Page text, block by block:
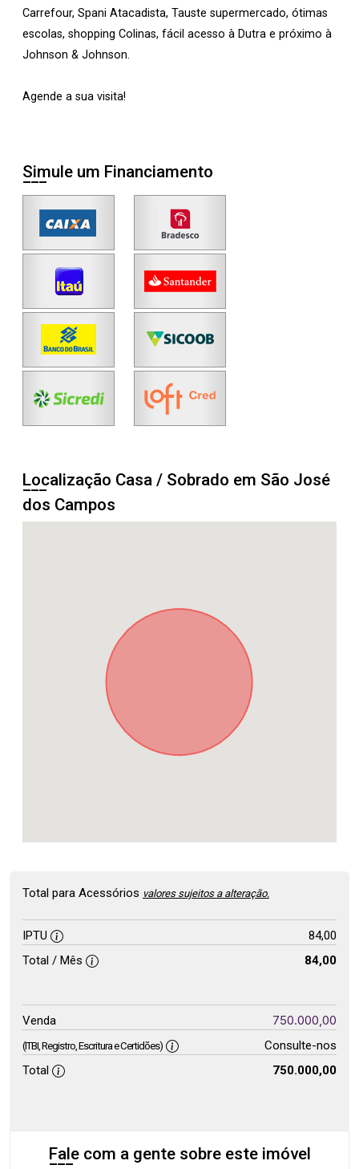
Carrefour, Spani Atacadista, Tauste supermercado, ótimas
escolas, shopping Colinas, fácil acesso à Dutra e próximo à
Johnson & Johnson.
Agende a sua visita!
Simule um Financiamento
Localização Casa / Sobrado em São José
dos Campos
Total para Acessórios valores sujeitos a alteração.
IPTU
84,00
Total / Mês
84,00
Venda 750.000,00
(ITBI, Registro, Escritura e Certidões)
Consulte-nos
Total
750.000,00
Fale com a gente sobre este imóvel